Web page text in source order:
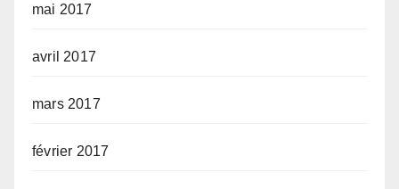
mai 2017
avril 2017
mars 2017
février 2017